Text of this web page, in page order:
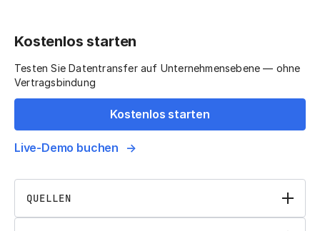
Kostenlos starten
Testen Sie Datentransfer auf Unternehmensebene — ohne
Vertragsbindung
Kostenlos starten
Live-Demo buchen
QUELLEN